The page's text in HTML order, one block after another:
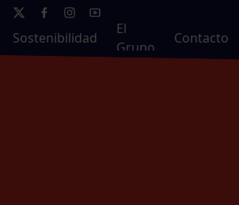
Sostenibilidad
El
Grupo
Contacto